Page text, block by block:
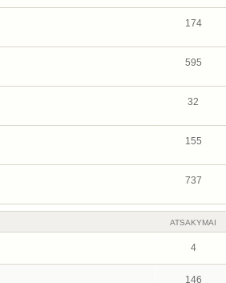
174
595
32
155
737
ATSAKYMAI
4
146